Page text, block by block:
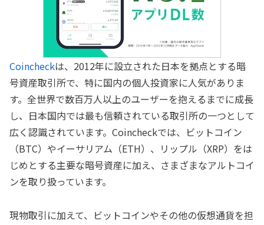
Coincheckは、2012年に設立された日本を拠点とする暗
号資産取引所で、特に国内の個人投資家に人気がありま
す。全世界で数百万人以上のユーザーを抱えるまでに成長
し、日本国内では最も信頼されている取引所の一つとして
広く認識されています。Coincheckでは、ビットコイン
（BTC）やイーサリアム（ETH）、リップル（XRP）をは
じめとする主要な暗号資産に加え、さまざまなアルトコイ
ンを取り扱っています。
現物取引に加えて、ビットコインやその他の仮想通貨を担